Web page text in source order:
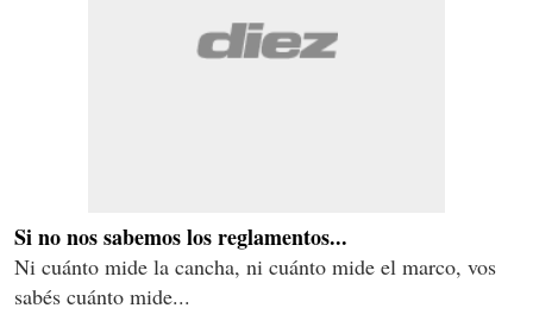
Si no nos sabemos los reglamentos...
Ni cuánto mide la cancha, ni cuánto mide el marco, vos
sabés cuánto mide...